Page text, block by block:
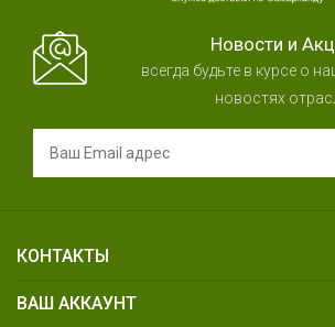
Новости и
всегда будьте в курсе о
новостях
КОНТАКТЫ
ВАШ АККАУНТ